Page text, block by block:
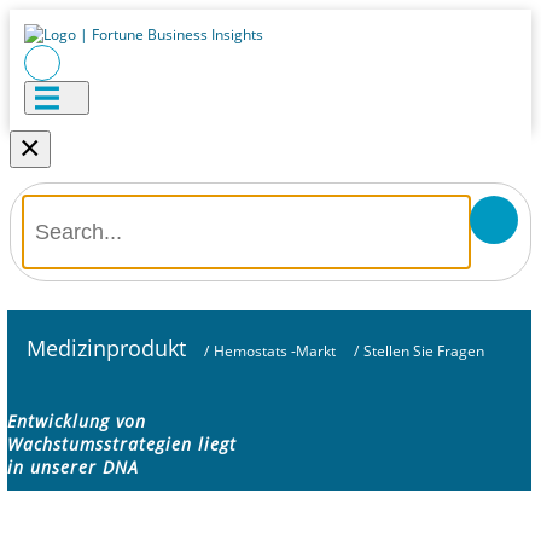
×
Medizinprodukt / Hemostats -Markt / Stellen Sie Fragen
Entwicklung von
Wachstumsstrategien liegt
in unserer DNA